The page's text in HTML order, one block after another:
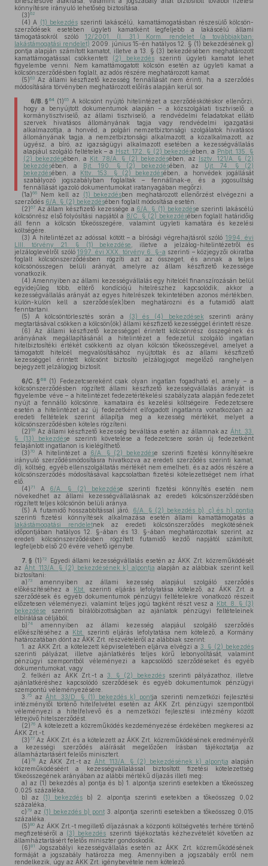
könnyítésre irányuló lehetőség biztosítása.
(3)62
(4) A (1) bekezdésszerinti lakáscélú, kamattámogatásban részesülő kölcsön-
szerződések esetében ügyleti kamatként legfeljebb a lakáscélú állami
támogatásokról szóló 12/2001. (I. 31.) Korm. rendelet (a továbbiakban:
lakástámogatási rendelet) 2009. június 15-én hatályos 12. § (1) bekezdésének g)
pontja alapján számított kamatot, illetve a 13. § (3) bekezdésében meghatározott
kamattámogatással csökkentett (2) bekezdés szerinti ügyleti kamatot lehet
figyelembe venni. Nem kamattámogatott kölcsön esetén az ügyleti kamat a
kölcsönszerződésben foglalt, az adós részére meghatározott kamat.
(5)63 Az állami készfizető kezesség fennállását nem érinti, ha a szerződés
módosítására törvényben meghatározott előírás alapján kerül sor.
6/B. § 64 (1)65A kölcsönt nyújtó hitelintézet a szerződéskötéskor ellenőrzi,
hogy a benyújtott dokumentumok alapján – a közszolgálati tisztviselő, a
kormánytisztviselő, az állami tisztviselő, a rendvédelmi feladatokat ellátó
szervek hivatásos állományának tagja vagy rendvédelmi igazgatási
alkalmazottja, a honvéd, a polgári nemzetbiztonsági szolgálatok hivatásos
állományának tagja, a nemzetbiztonsági alkalmazott, a közalkalmazott, az
ügyész, a bíró, az igazságügyi alkalmazott esetében a kezességvállalás
alapjául szolgáló feltételek – a Hszt. 172. § (2) bekezdésében, a Pnbjt. 135. §
(2) bekezdésében, a Kjt. 78/A. § (2) bekezdésében, az Isztv. 121/A. § (2)
bekezdésében, a Bjt. 190. § (2) bekezdésében, az
Üjt. 74. § (2)
bekezdésében, a Kttv. 153. § (2) bekezdésében, a honvédek jogállását
szabályozó jogszabályban foglaltak – fennállnak-e, és a jogosultság
fennállását igazoló dokumentumokat iratanyagában megőrzi.
(1a)66 Nem kell az (1) bekezdésben meghatározott ellenőrzést elvégezni a
szerződés 6/A. § (2) bekezdésében foglalt módosítása esetén.
(2)67 Az állam készfizető kezessége a 6/A. § (1) bekezdése szerinti lakáscélú
kölcsönrész első folyósítási napjától a 8/C. § (2) bekezdésében foglalt határidőig
áll fenn a kölcsön tőkeösszegére, valamint ügyleti kamatára és kezelési
költségére.
(3) A hitelintézet az adóssal kötött – a bírósági végrehajtásról szóló 1994. évi
LIII. törvény 21. § (1) bekezdése
, illetve a jelzálog-hitelintézetről és
jelzáloglevélről szóló1997. évi XXX. törvény 6. §-a szerinti – közjegyzői okiratba
foglalt kölcsönszerződésben rögzíti azt az összeget, és annak a teljes
kölcsönösszegen belüli arányát, amelyre az állam készfizető kezessége
vonatkozik.
(4) Amennyiben az állami kezességvállalás egy hitelcél finanszírozásán belül
egyidejűleg több, eltérő kondíciójú hitelrészhez kapcsolódik, akkor a
kezességvállalás arányát az egyes hitelrészek tekintetében azonos mértékben,
külön-külön kell a szerződés(ek)ben meghatározni és a futamidő alatt
fenntartani.
(5) A kölcsöntörlesztés során a (3) és (4) bekezdések szerinti arány
megtartásával csökken a kölcsön(ök) állami készfizető kezességgel érintett része.
(6) Az állami készfizető kezességgel érintett kölcsönrész összegének és
arányának megállapításánál a hitelintézet a fedezetül szolgáló ingatlan
hitelbiztosítéki értékét csökkenti az olyan kölcsön tőkeösszegével, amelyet a
támogatott hitelcél megvalósításához nyújtottak és az állami készfizető
kezességgel érintett kölcsönt biztosító jelzálogjogot megelőző ranghelyen
bejegyzett jelzálogjog biztosít.
6/C. § 68 (1) Fedezetcsereként csak olyan ingatlan fogadható el, amely – a
kölcsönszerződésben rögzített állami készfizető kezességvállalás arányát is
figyelembe véve – a hitelintézet fedezetértékelési szabályzata alapján fedezetet
nyújt a fennálló kölcsönre, kamataira és kezelési költségeire. Fedezetcsere
esetén a hitelintézet az új fedezetként elfogadott ingatlanra vonatkozóan az
eredeti feltételek szerint állapítja meg a kezesség mértékét, melyet a
kölcsönszerződésben köteles rögzíteni.
(2)69 Az állami készfizető kezesség beváltása esetén az államnak az Áht. 33.
§ (13) bekezdése szerinti követelése a fedezetcsere során új fedezetként
felajánlott ingatlanon is kielégíthető.
(3)70 A hitelintézet a 6/A. § (2) bekezdése szerinti fizetési könnyítésekre
irányuló szerződésmódosításra hivatkozva az eredeti szerződés szerinti kamat,
díj, költség, egyéb ellenszolgáltatás mértékét nem emelheti, és az adós részére a
kölcsönszerződés módosításával kapcsolatban fizetési kötelezettséget nem írhat
elő.
(4)71 A 6/A. § (2) bekezdése szerinti fizetési könnyítés esetén nem
növekedhet az állami kezességvállalásnak az eredeti kölcsönszerződésben
rögzített teljes kölcsönön belüli aránya.
(5) A futamidő hosszabbítással járó, 6/A. § (2) bekezdés b), c) és h) pontja
szerinti fizetési könnyítések alkalmazása esetén állami kamattámogatás a
lakástámogatási rendeletnek az eredeti kölcsönszerződés megkötésének
időpontjában hatályos 12. §-ában és 13. §-ában meghatározottak szerint, az
eredeti kölcsönszerződésben rögzített futamidő kezdő napjától számított,
legfeljebb első 20 évére vehető igénybe.
7. § (1)72
Egyedi állami kezességvállalás esetén az ÁKK Zrt. közreműködését
az Áht. 113/A. § (2) bekezdésének k) alpontja alapján az alábbiak szerint kell
biztosítani:
a)73
amennyiben az állami kezesség alapjául szolgáló szerződés
előkészítéséhez a Kbt.
szerinti eljárás lefolytatása kötelező, az ÁKK Zrt. a
szerződések és egyéb dokumentumok pénzügyi feltételekre vonatkozó részeit
előzetesen véleményezi, valamint teljes jogú tagként részt vesz a Kbt. 8. § (3)
bekezdése szerinti bírálóbizottságban az ajánlatok pénzügyi feltételeinek
elbírálása céljából;
b)74
amennyiben az állami kezesség alapjául szolgáló szerződés
előkészítéséhez a Kbt.
szerinti eljárás lefolytatása nem kötelező, a Kormány
határozatában dönt az ÁKK Zrt. részvételéről az alábbiak szerint:
1. az ÁKK Zrt. a kötelezett képviseletében eljárva elvégzi a 3. § (2) bekezdés
szerinti pályázat, illetve ajánlatkérés teljes körű lebonyolítását, valamint
pénzügyi szempontból véleményezi a kapcsolódó szerződéseket és egyéb
dokumentumokat, vagy
2. felkéri az ÁKK Zrt.-t a 3. § (2) bekezdésszerinti pályázathoz, illetve
ajánlatkéréshez kapcsolódó szerződések és egyéb dokumentumok pénzügyi
szempontú véleményezésére.
3. 75 az Áht. 33/D. § (1) bekezdés k) pontja szerinti nemzetközi fejlesztési
intézménytől történő hitelfelvétel esetén az ÁKK Zrt. pénzügyi szempontból
véleményezi a hitelfelvevő és a nemzetközi fejlesztési intézmény között
létrejövő hitelszerződést.
(2)76 A kötelezett a közreműködés kezdeményezése érdekében megkeresi az
ÁKK Zrt.-t.
(3)77 Az ÁKK Zrt. és a kötelezett az ÁKK Zrt. közreműködésének eredményéről
a kezességi szerződés aláírását megelőzően írásban tájékoztatja az
államháztartásért felelős minisztert.
(4)78 Az ÁKK Zrt.-t az Áht. 113/A. § (2) bekezdésének k) alpontja alapján
közreműködéséért a kezességvállalással biztosított fizetési kötelezettség
tőkeösszegének arányában az alábbi mértékű díjazás illeti meg:
a) az (1) bekezdés a) pontja és b) 1. alpontja szerinti esetekben a tőkeösszeg
0,025 százaléka,
b) az (1) bekezdés b) 2. alpontja szerinti esetekben a tőkeösszeg 0,02
százaléka,
c)79 az (1) bekezdés b) pont3. alpontja szerinti esetekben a tőkeösszeg 0,015
százaléka.
(5)80 Az ÁKK Zrt.-t megillető díjazásnak a központi költségvetés terhére történő
megfizetéséről a (3) bekezdés szerinti tájékoztatás kézhezvételét követően az
államháztartásért felelős miniszter gondoskodik.
(6)81
Jogszabályi kezességvállalás esetén az ÁKK Zrt. közreműködésének
formáját a jogszabály határozza meg. Amennyiben a jogszabály erről nem
rendelkezik, úgy az ÁKK Zrt. igénybevétele nem kötelező.